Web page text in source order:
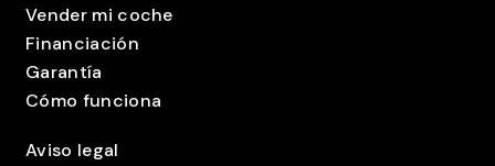
Vender mi coche
Financiación
Garantía
Cómo funciona
Aviso legal